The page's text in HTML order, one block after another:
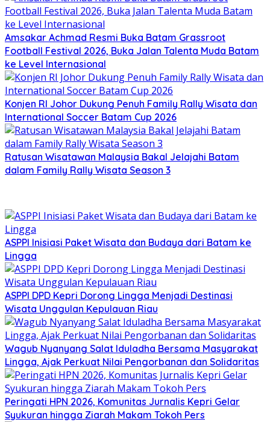
Amsakar Achmad Resmi Buka Batam Grassroot
Football Festival 2026, Buka Jalan Talenta Muda Batam
ke Level Internasional
Konjen RI Johor Dukung Penuh Family Rally Wisata dan
International Soccer Batam Cup 2026
Ratusan Wisatawan Malaysia Bakal Jelajahi Batam
dalam Family Rally Wisata Season 3
ASPPI Inisiasi Paket Wisata dan Budaya dari Batam ke
Lingga
ASPPI DPD Kepri Dorong Lingga Menjadi Destinasi
Wisata Unggulan Kepulauan Riau
Wagub Nyanyang Salat Iduladha Bersama Masyarakat
Lingga, Ajak Perkuat Nilai Pengorbanan dan Solidaritas
Peringati HPN 2026, Komunitas Jurnalis Kepri Gelar
Syukuran hingga Ziarah Makam Tokoh Pers